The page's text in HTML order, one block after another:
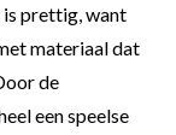
prettig, want
materiaal dat
de
een speelse